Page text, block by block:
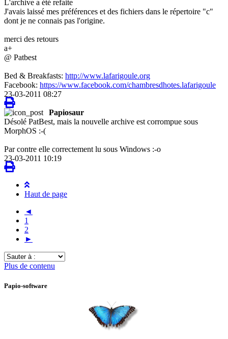
L'archive a été refaite
J'avais laissé mes préférences et des fichiers dans le répertoire "c"
dont je ne connais pas l'origine.
merci des retours
a+
@ Patbest
Bed & Breakfasts: http://www.lafarigoule.org
Facebook: https://www.facebook.com/chambresdhotes.lafarigoule
23-03-2011 08:27
Papiosaur
Désolé PatBest, mais la nouvelle archive est corrompue sous
MorphOS :-(
Par contre elle correctement lu sous Windows :-o
23-03-2011 10:19
Haut de page
◄
1
2
►
Sauter
à
Plus de contenu
Papio-software